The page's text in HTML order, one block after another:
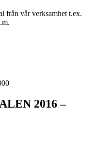
från vår verksamhet t.ex.
2016 –